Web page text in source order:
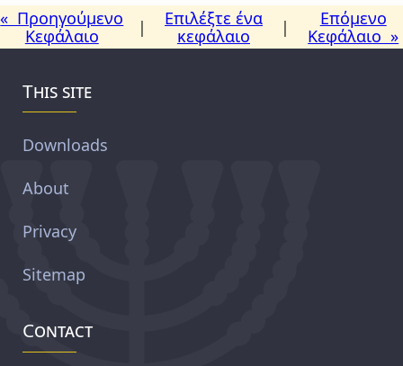
« Προηγούμενο
Κεφάλαιο
|
Επιλέξτε ένα
κεφάλαιο
|
Επόμενο
Κεφάλαιο »
This site
Downloads
About
Privacy
Sitemap
Contact